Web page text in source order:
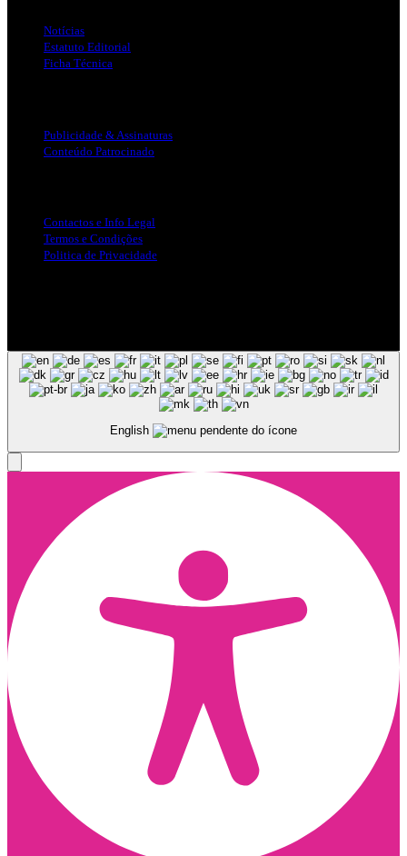
Notícias
Estatuto Editorial
Ficha Técnica
Publicidade & Assinaturas
Conteúdo Patrocinado
Contactos e Info Legal
Termos e Condições
Politica de Privacidade
English